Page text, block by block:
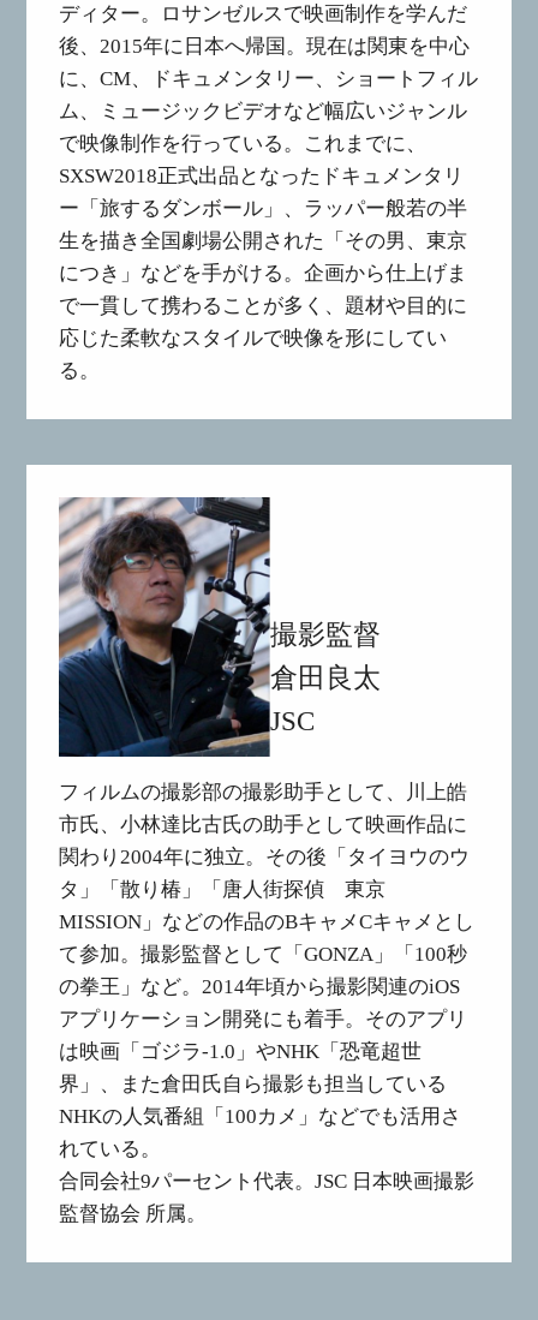
ディター。ロサンゼルスで映画制作を学んだ
後、2015年に日本へ帰国。現在は関東を中心
に、CM、ドキュメンタリー、ショートフィル
ム、ミュージックビデオなど幅広いジャンル
で映像制作を行っている。これまでに、
SXSW2018正式出品となったドキュメンタリ
ー「旅するダンボール」、ラッパー般若の半
生を描き全国劇場公開された「その男、東京
につき」などを手がける。企画から仕上げま
で一貫して携わることが多く、題材や目的に
応じた柔軟なスタイルで映像を形にしてい
る。
撮影監督
倉田良太
JSC
フィルムの撮影部の撮影助手として、川上皓
市氏、小林達比古氏の助手として映画作品に
関わり2004年に独立。その後「タイヨウのウ
タ」「散り椿」「唐人街探偵 東京
MISSION」などの作品のBキャメCキャメとし
て参加。撮影監督として「GONZA」「100秒
の拳王」など。2014年頃から撮影関連のiOS
アプリケーション開発にも着手。そのアプリ
は映画「ゴジラ-1.0」やNHK「恐竜超世
界」、また倉田氏自ら撮影も担当している
NHKの人気番組「100カメ」などでも活用さ
れている。
合同会社9パーセント代表。JSC 日本映画撮影
監督協会 所属。